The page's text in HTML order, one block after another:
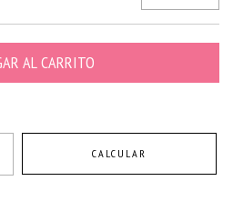
CALCULAR